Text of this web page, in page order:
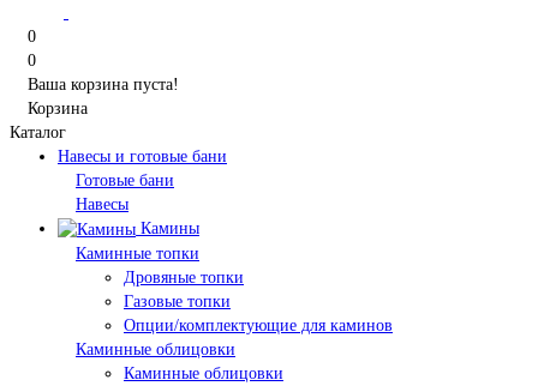
0
0
Ваша корзина пуста!
Корзина
Каталог
Навесы и готовые бани
Готовые бани
Навесы
Камины
Каминные топки
Дровяные топки
Газовые топки
Опции/комплектующие для каминов
Каминные облицовки
Каминные облицовки